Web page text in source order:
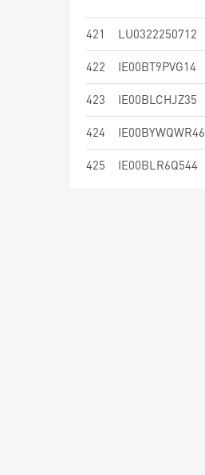
421 LU0322250712
422 IE00BT9PVG14
423 IE00BLCHJZ35
424 IE00BYWQWR46
425 IE00BLR6Q544